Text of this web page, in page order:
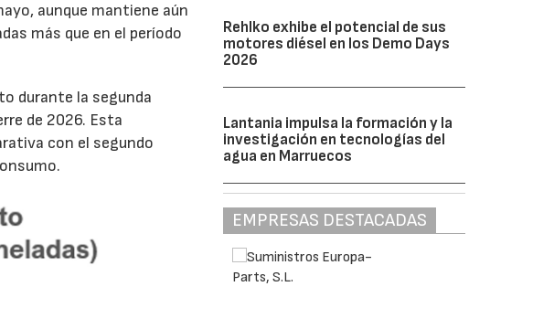
aunque mantiene aún
más que en el período
durante la segunda
de 2026. Esta
con el segundo
Rehlko exhibe el potencial de sus
motores diésel en los Demo Days
2026
Lantania impulsa la formación y la
investigación en tecnologías del
agua en Marruecos
EMPRESAS DESTACADAS